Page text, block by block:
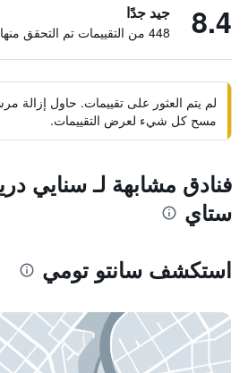
8.4 جيد جدًا
448 من التقييمات تم التحقق منها
لم يتم العثور على تقييمات. حاول إزالة
مسح كل شيء لعرض التقييمات.
فنادق مشابهة لـ سنايي
ستاي
استكشف سانتو تومي